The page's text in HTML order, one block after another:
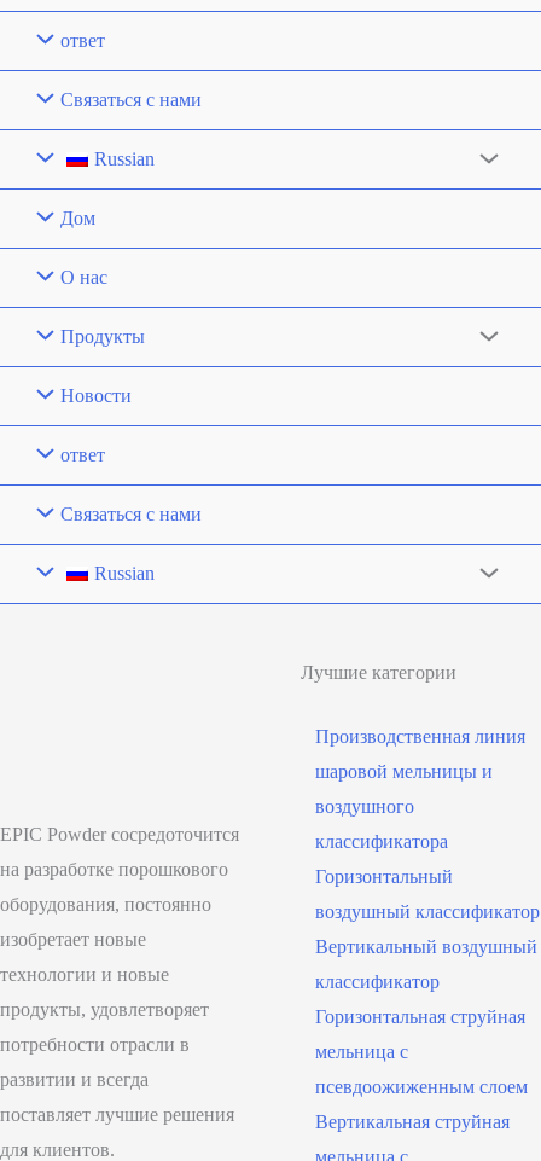
ответ
Связаться с нами
Russian
Дом
О нас
Продукты
Новости
ответ
Связаться с нами
Russian
EPIC Powder сосредоточится
на разработке порошкового
оборудования, постоянно
изобретает новые
технологии и новые
продукты, удовлетворяет
потребности отрасли в
развитии и всегда
поставляет лучшие решения
для клиентов.
Лучшие категории
Производственная линия
шаровой мельницы и
воздушного
классификатора
Горизонтальный
воздушный классификатор
Вертикальный воздушный
классификатор
Горизонтальная струйная
мельница с
псевдоожиженным слоем
Вертикальная струйная